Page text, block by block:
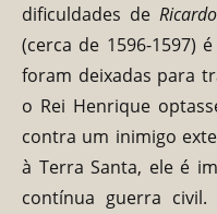
dificuldades de
(cerca de 1596-1597)
foram deixadas para
o Rei Henrique
contra um inimigo
à Terra Santa, ele é
contínua guerra